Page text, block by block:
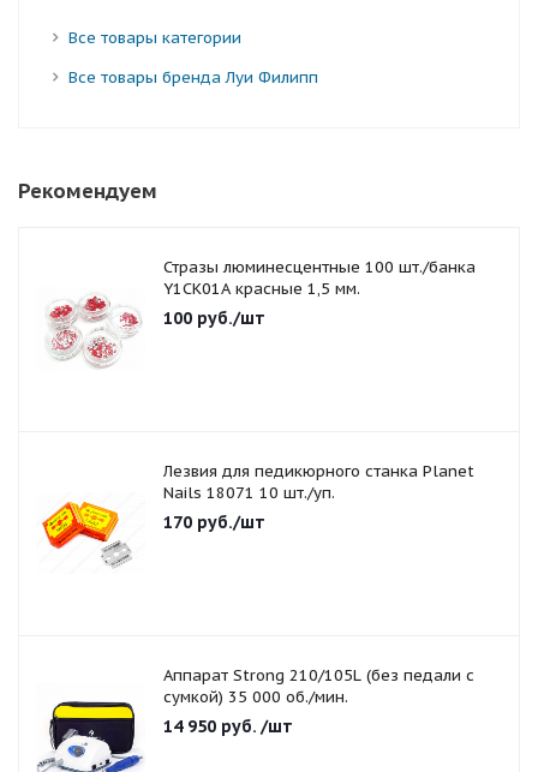
Все товары категории
Все товары бренда Луи Филипп
Рекомендуем
Стразы люминесцентные 100 шт./банка
Y1CK01A красные 1,5 мм.
100 руб./шт
Лезвия для педикюрного станка Planet
Nails 18071 10 шт./уп.
170 руб./шт
Аппарат Strong 210/105L (без педали с
сумкой) 35 000 об./мин.
14 950 руб. /шт